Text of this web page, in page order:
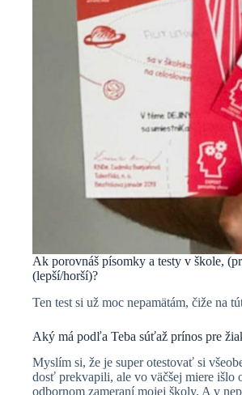
Ak porovnáš písomky a testy v škole,
(lepší/horší)?
Ten test si už moc nepamätám, čiže na
Aký má podľa Teba súťaž prínos pre
Myslím si, že je super otestovať si
dosť prekvapili, ale vo väčšej miere išlo
odbornom zameraní mojej školy. A v